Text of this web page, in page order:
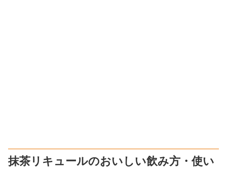
抹茶リキュールのおいしい飲み方・使い